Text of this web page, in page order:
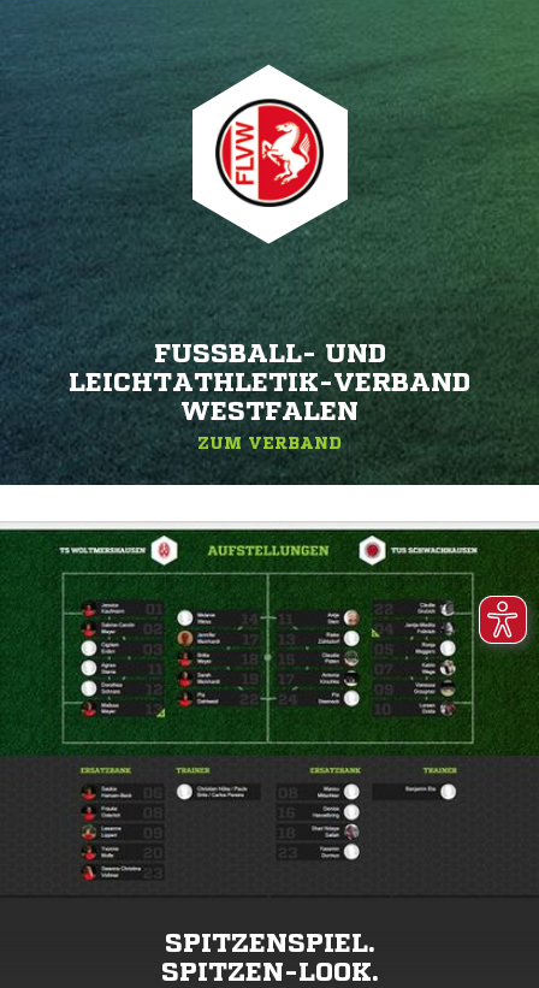
FUSSBALL- UND L
EICHTATHLETIK-VERBAND W
ESTFALEN
ZUM VERBAND
SPITZENSPIEL.
SPITZEN-LOOK.